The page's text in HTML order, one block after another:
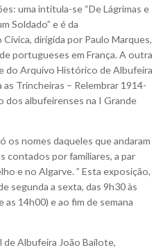
uma intitula-se “De Lágrimas e
Soldado” e é da
dirigida por Paulo Marques,
portugueses em França. A outra
do Arquivo Histórico de Albufeira
Trincheiras – Relembrar 1914-
dos albufeirenses na I Grande
os nomes daqueles que andaram
contados por familiares, a par
e no Algarve. ” Esta exposição,
segunda a sexta, das 9h30 às
14h00) e ao fim de semana
Albufeira João Bailote,